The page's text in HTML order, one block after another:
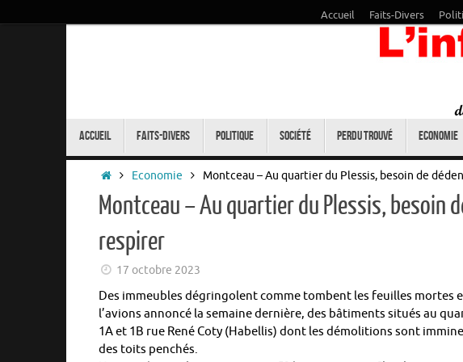
Accueil Faits-Divers
Accueil Faits-Divers Politique Société Perdu trouvé Economie
Accueil
Economie Montceau – Au quartier du Plessis, besoin de
Montceau – Au quartier du Plessis, besoin
respirer
17 octobre 2023
Des immeubles dégringolent comme tombent les feuilles mortes
l’avions annoncé la semaine dernière, des bâtiments situés au
1A et 1B rue René Coty (Habellis) dont les démolitions sont
des toits penchés.